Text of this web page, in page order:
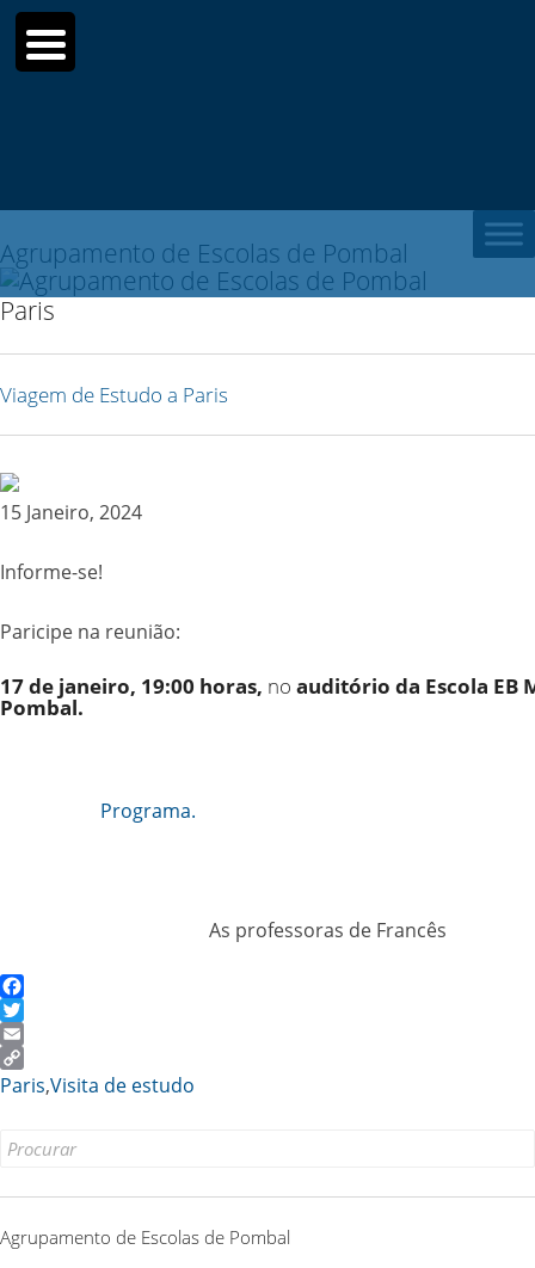
for:
Agrupamento de Escolas de Pombal
Paris
Viagem de Estudo a Paris
15 Janeiro, 2024
Informe-se!
Paricipe na reunião:
17 de janeiro, 19:00 horas, no auditório da Escola EB
Pombal.
Programa.
As professoras de Francês
Facebook
Twitter
Email
Copy
Paris,Visita de estudo
Search
Agrupamento de Escolas de Pombal